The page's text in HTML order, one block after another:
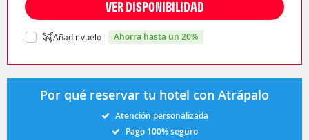
VER DISPONIBILIDAD
Añadir vuelo ahorra hasta un 20%
Por qué reservar tu hotel con Atrápalo
Atención personalizada
Pago 100% seguro